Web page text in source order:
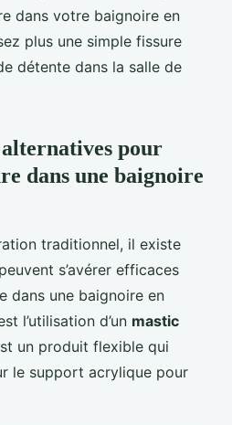
dans votre baignoire en
plus une simple fissure
détente dans la salle de
pour
dans une baignoire
traditionnel, il existe
s’avérer efficaces
dans une baignoire en
l’utilisation d’un mastic
un produit flexible qui
le support acrylique pour